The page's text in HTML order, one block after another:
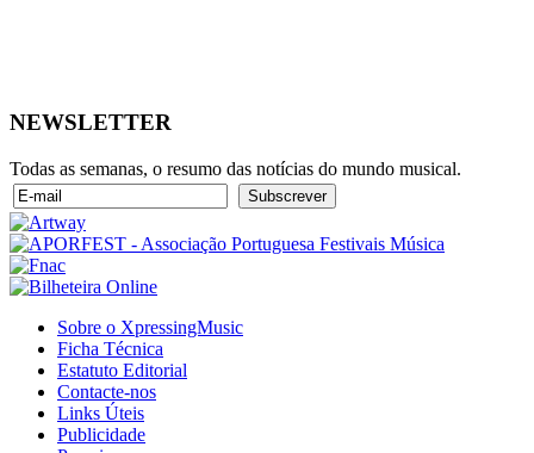
NEWSLETTER
Todas as semanas, o resumo das notícias do mundo musical.
Sobre o XpressingMusic
Ficha Técnica
Estatuto Editorial
Contacte-nos
Links Úteis
Publicidade